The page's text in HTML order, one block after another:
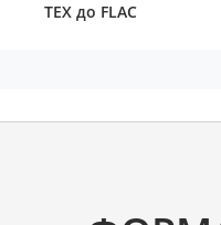
TEX до FLAC